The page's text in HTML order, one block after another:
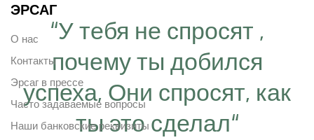
“У тебя не спросят ,
почему ты добился
успеха, Они спросят, как
ты это сделал“
ЭРСАГ
О нас
Контакты
Эрсаг в прессе
Часто задаваемые вопросы
Наши банковские реквизиты